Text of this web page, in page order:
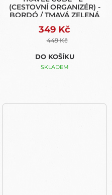
(CESTOVNÍ ORGANIZÉR) -
BORDÓ / TMAVÁ ZELENÁ
349 Kč
449 Kč
DO KOŠÍKU
SKLADEM